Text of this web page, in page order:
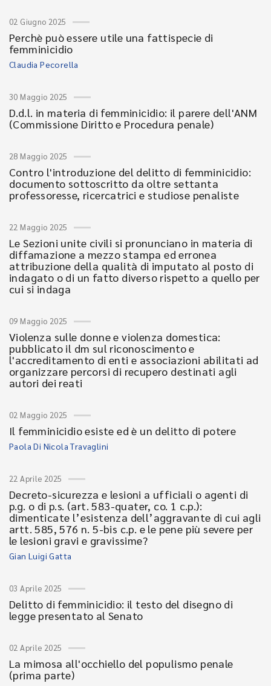
02 Giugno 2025
Perchè può essere utile una fattispecie di
femminicidio
Claudia Pecorella
30 Maggio 2025
D.d.l. in materia di femminicidio: il parere dell'ANM
(Commissione Diritto e Procedura penale)
28 Maggio 2025
Contro l'introduzione del delitto di femminicidio:
documento sottoscritto da oltre settanta
professoresse, ricercatrici e studiose penaliste
22 Maggio 2025
Le Sezioni unite civili si pronunciano in materia di
diffamazione a mezzo stampa ed erronea
attribuzione della qualità di imputato al posto di
indagato o di un fatto diverso rispetto a quello per
cui si indaga
09 Maggio 2025
Violenza sulle donne e violenza domestica:
pubblicato il dm sul riconoscimento e
l'accreditamento di enti e associazioni abilitati ad
organizzare percorsi di recupero destinati agli
autori dei reati
02 Maggio 2025
Il femminicidio esiste ed è un delitto di potere
Paola Di Nicola Travaglini
22 Aprile 2025
Decreto-sicurezza e lesioni a ufficiali o agenti di
p.g. o di p.s. (art. 583-quater, co. 1 c.p.):
dimenticate l’esistenza dell’aggravante di cui agli
artt. 585, 576 n. 5-bis c.p. e le pene più severe per
le lesioni gravi e gravissime?
Gian Luigi Gatta
03 Aprile 2025
Delitto di femminicidio: il testo del disegno di
legge presentato al Senato
02 Aprile 2025
La mimosa all'occhiello del populismo penale
(prima parte)